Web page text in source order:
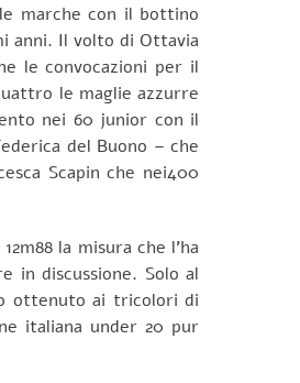
marche con il bottino
anni. Il volto di Ottavia
le convocazioni per il
le maglie azzurre
nei 60 junior con il
del Buono – che
Scapin che nei400
la misura che l’ha
in discussione. Solo al
ottenuto ai tricolori di
italiana under 20 pur